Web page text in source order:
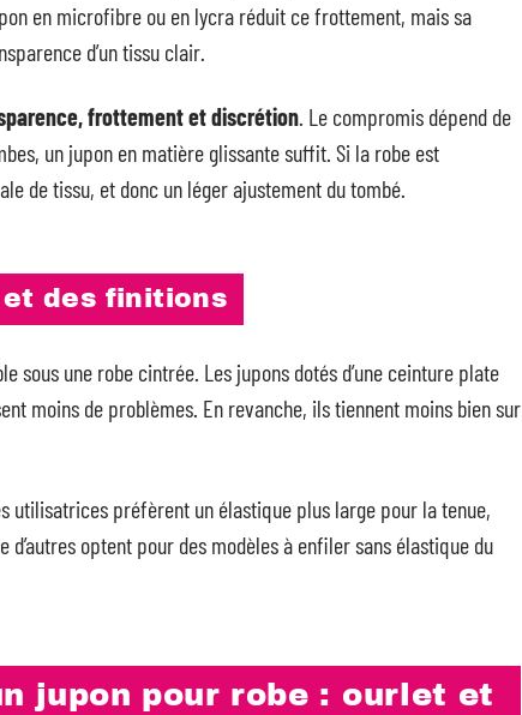
en microfibre ou en lycra réduit ce frottement, mais sa
d’un tissu clair.
frottement et discrétion. Le compromis dépend de
un jupon en matière glissante suffit. Si la robe est
de tissu, et donc un léger ajustement du tombé.
et des finitions
sous une robe cintrée. Les jupons dotés d’une ceinture plate
moins de problèmes. En revanche, ils tiennent moins bien sur
utilisatrices préfèrent un élastique plus large pour la tenue,
optent pour des modèles à enfiler sans élastique du
jupon pour robe : ourlet et